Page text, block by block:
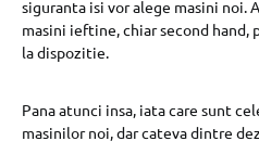
siguranta isi vor alege masini noi.
masini ieftine, chiar second hand,
la dispozitie.
Pana atunci insa, iata care sunt
masinilor noi, dar cateva dintre